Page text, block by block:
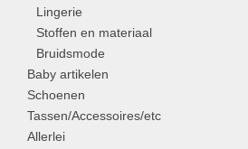
Lingerie
Stoffen en materiaal
Bruidsmode
Baby artikelen
Schoenen
Tassen/Accessoires/etc
Allerlei